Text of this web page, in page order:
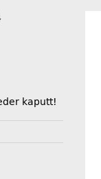
kaputt!